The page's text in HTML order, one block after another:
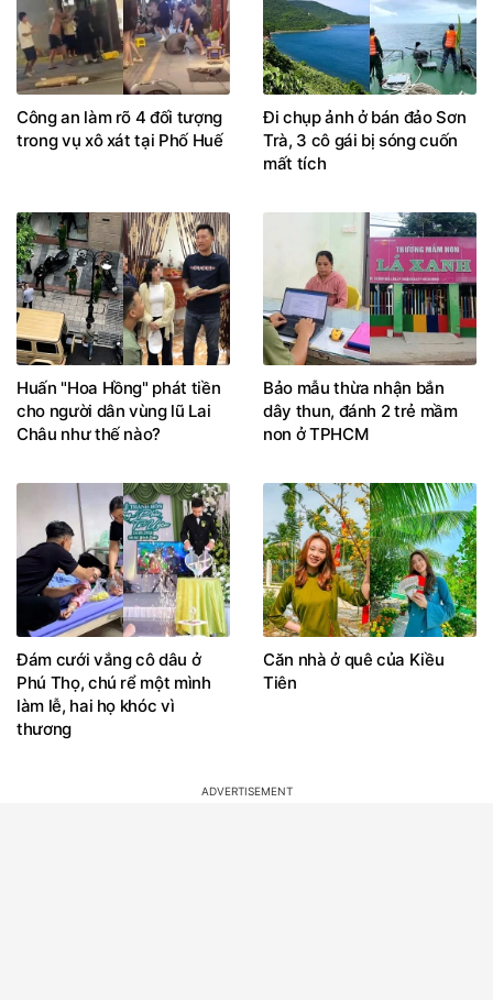
Công an làm rõ 4 đối tượng
trong vụ xô xát tại Phố Huế
Đi chụp ảnh ở bán đảo Sơn
Trà, 3 cô gái bị sóng cuốn
mất tích
Huấn "Hoa Hồng" phát tiền
cho người dân vùng lũ Lai
Châu như thế nào?
Bảo mẫu thừa nhận bắn
dây thun, đánh 2 trẻ mầm
non ở TPHCM
Đám cưới vắng cô dâu ở
Phú Thọ, chú rể một mình
làm lễ, hai họ khóc vì
thương
Căn nhà ở quê của Kiều
Tiên